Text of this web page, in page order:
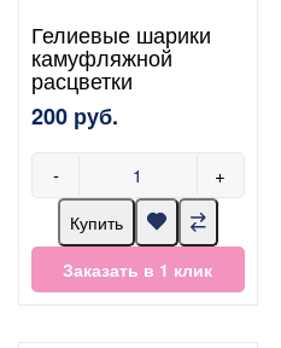
Гелиевые шарики
камуфляжной
расцветки
200 руб.
- +
Купить
Заказать в 1 клик